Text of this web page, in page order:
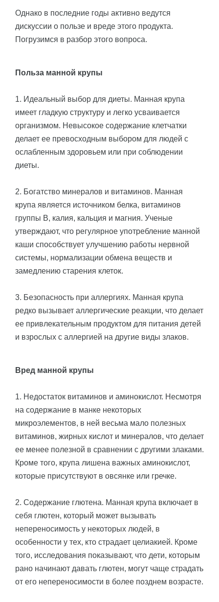
Однако в последние годы активно ведутся
дискуссии о пользе и вреде этого продукта.
Погрузимся в разбор этого вопроса.
Польза манной крупы
1. Идеальный выбор для диеты. Манная крупа
имеет гладкую структуру и легко усваивается
организмом. Невысокое содержание клетчатки
делает ее превосходным выбором для людей с
ослабленным здоровьем или при соблюдении
диеты.
2. Богатство минералов и витаминов. Манная
крупа является источником белка, витаминов
группы В, калия, кальция и магния. Ученые
утверждают, что регулярное употребление манной
каши способствует улучшению работы нервной
системы, нормализации обмена веществ и
замедлению старения клеток.
3. Безопасность при аллергиях. Манная крупа
редко вызывает аллергические реакции, что делает
ее привлекательным продуктом для питания детей
и взрослых с аллергией на другие виды злаков.
Вред манной крупы
1. Недостаток витаминов и аминокислот. Несмотря
на содержание в манке некоторых
микроэлементов, в ней весьма мало полезных
витаминов, жирных кислот и минералов, что делает
ее менее полезной в сравнении с другими злаками.
Кроме того, крупа лишена важных аминокислот,
которые присутствуют в овсянке или гречке.
2. Содержание глютена. Манная крупа включает в
себя глютен, который может вызывать
непереносимость у некоторых людей, в
особенности у тех, кто страдает целиакией. Кроме
того, исследования показывают, что дети, которым
рано начинают давать глютен, могут чаще страдать
от его непереносимости в более позднем возрасте.